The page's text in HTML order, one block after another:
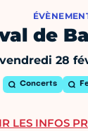
de
28
Concerts
LES INFOS